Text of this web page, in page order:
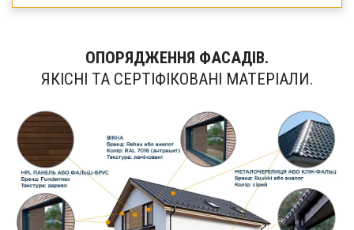
ОПОРЯДЖЕННЯ ФАСАДІВ.
ЯКІСНІ ТА СЕРТІФІКОВАНІ МАТЕРІАЛИ.